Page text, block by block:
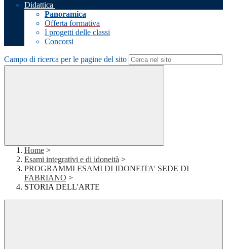
Didattica
Panoramica
Offerta formativa
I progetti delle classi
Concorsi
Campo di ricerca per le pagine del sito
Home >
Esami integrativi e di idoneità >
PROGRAMMI ESAMI DI IDONEITA' SEDE DI
FABRIANO >
STORIA DELL'ARTE